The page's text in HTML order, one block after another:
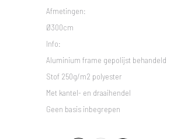
Afmetingen:
Ø300cm
Info:
Aluminium frame gepolijst behandeld
Stof 250g/m2 polyester
Met kantel- en draaihendel
Geen basis inbegrepen